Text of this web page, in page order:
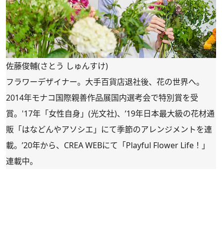
佐藤俊輔(さとう しゅんすけ)
フラワーデザイナー。大手百貨店退社後、花の世界へ。
2014年モナコ国際親善作品展国内選考会で特別賞を受
賞。'17年「女性自身」(光文社)、’19年日本最大級の花材通
販「はなどんやアソシエ 」にて季節のアレンジメントを連
載。’20年から、CREA WEBにて「Playful Flower Life！ 」
連載中。